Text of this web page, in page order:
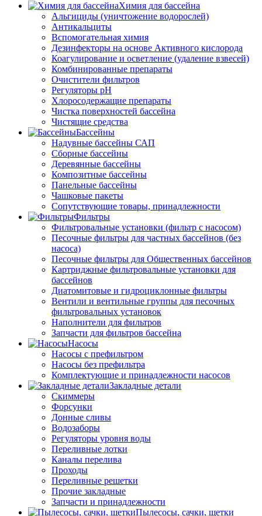
Химия для бассейна
Альгициды (уничтожение водорослей)
Антикальциты
Вспомогательная химия
Дезинфекторы на основе Активного кислорода
Коагулирование и осветление (удаление взвесей)
Комбинированные препараты
Очистители фильтров
Регуляторы pH
Хлоросодержащие препараты
Чистка поверхностей бассейна
Чистящие средства
Бассейны
Надувные бассейны САП
Сборные бассейны
Деревянные бассейны
Композитные бассейны
Панельные бассейны
Чашковые пакеты
Сопутствующие товары, принадлежности
Фильтры
Фильтровальные установки (фильтр с насосом)
Песочные фильтры для частных бассейнов (без
насоса)
Песочные фильтры для Общественных бассейнов
Картриджные фильтровальные установки для
бассейнов
Диатомитовые и гидроциклонные фильтры
Вентили и вентильные группы для песочных
фильтровальных установок
Наполнители для фильтров
Запчасти для фильтров бассейна
Насосы
Насосы с префильтром
Насосы без префильтра
Комплектующие и принадлежности насосов
Закладные детали
Скиммеры
Форсунки
Донные сливы
Водозаборы
Регуляторы уровня воды
Переливные лотки
Каналы перелива
Проходы
Переливные решетки
Прочие закладные
Запчасти и принадлежности
Пылесосы, сачки, щетки